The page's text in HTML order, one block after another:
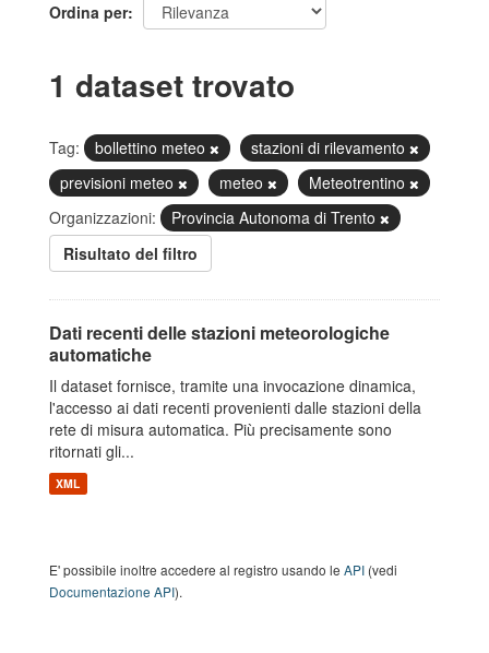
Ordina per
1 dataset trovato
Tag: bollettino meteo
stazioni di rilevamento
previsioni meteo
meteo
Meteotrentino
Organizzazioni:
Provincia Autonoma di Trento
Risultato del filtro
Dati recenti delle stazioni meteorologiche
automatiche
Il dataset fornisce, tramite una invocazione dinamica,
l'accesso ai dati recenti provenienti dalle stazioni della
rete di misura automatica. Più precisamente sono
ritornati gli...
XML
E' possibile inoltre accedere al registro usando le API (vedi
Documentazione API).